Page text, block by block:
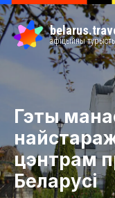
афіцыйны
Гэты
цэнтрам
Беларусі